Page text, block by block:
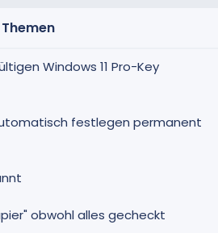
Themen
Windows 11 Pro-Key
festlegen permanent
obwohl alles gecheckt